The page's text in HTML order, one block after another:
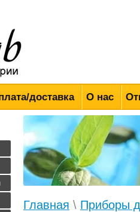
доставка О нас
Главная \ Приборы